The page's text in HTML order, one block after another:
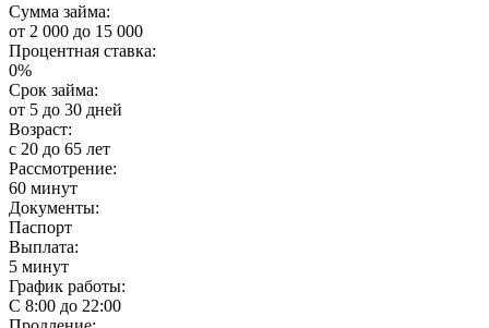
Сумма займа:
от 2 000 до 15 000
Процентная ставка:
0%
Срок займа:
от 5 до 30 дней
Возраст:
с 20 до 65 лет
Рассмотрение:
60 минут
Документы:
Паспорт
Выплата:
5 минут
График работы:
С 8:00 до 22:00